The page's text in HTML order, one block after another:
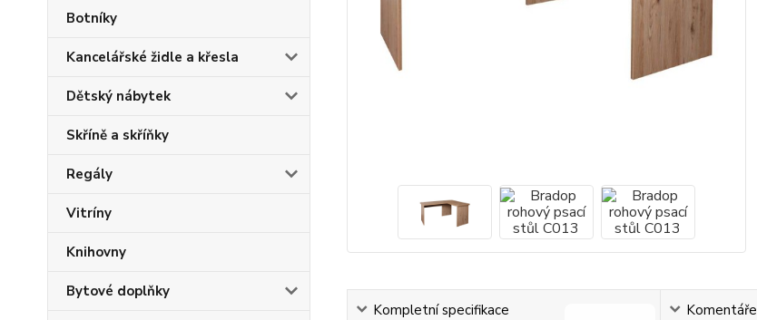
Botníky
Kancelářské židle a křesla
Dětský nábytek
Skříně a skříňky
Regály
Vitríny
Knihovny
Bytové doplňky
Kompletní specifikace Komentáře